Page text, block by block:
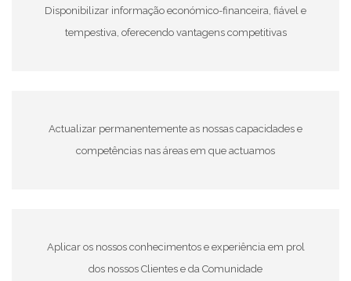
Disponibilizar informação económico-financeira, fiável e
tempestiva, oferecendo vantagens competitivas
Actualizar permanentemente as nossas capacidades e
competências nas áreas em que actuamos
Aplicar os nossos conhecimentos e experiência em prol
dos nossos Clientes e da Comunidade